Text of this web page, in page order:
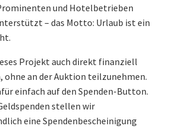
und Hotelbetrieben
– das Motto: Urlaub ist ein
Projekt auch direkt finanziell
an der Auktion teilzunehmen.
einfach auf den Spenden-Button.
stellen wir
eine Spendenbescheinigung